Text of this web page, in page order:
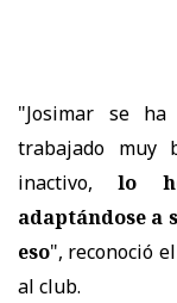
"Josimar se
trabajado muy
inactivo,lo
adaptándose a
eso", reconoció
al club.